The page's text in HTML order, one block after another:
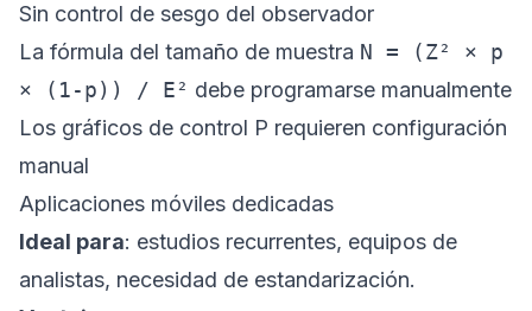
Sin control de sesgo del observador
La fórmula del tamaño de muestra N = (Z² × p
× (1-p)) / E² debe programarse manualmente
Los gráficos de control P requieren configuración
manual
Aplicaciones móviles dedicadas
Ideal para: estudios recurrentes, equipos de
analistas, necesidad de estandarización.